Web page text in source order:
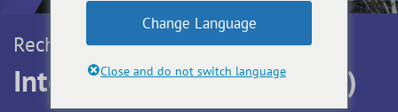
Rechtsgebieden
Intellectueel Eigendom (IE)
Change Language
Close and do not switch language